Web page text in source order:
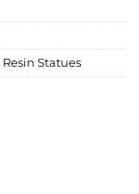
Resin Statues